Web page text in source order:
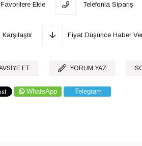
Favorilere Ekle Telefonla Sipariş
Karşılaştır Fiyat Düşünce Haber
ET YORUM YAZ
WhatsApp Telegram